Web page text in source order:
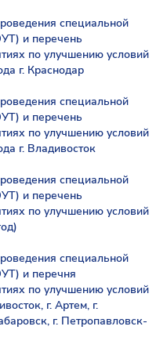
специальной
и перечень
по улучшению условий
г. Краснодар
специальной
и перечень
по улучшению условий
г. Владивосток
специальной
и перечень
по улучшению условий
специальной
и перечня
по улучшению условий
г. Артем, г.
г. Петропавловск-